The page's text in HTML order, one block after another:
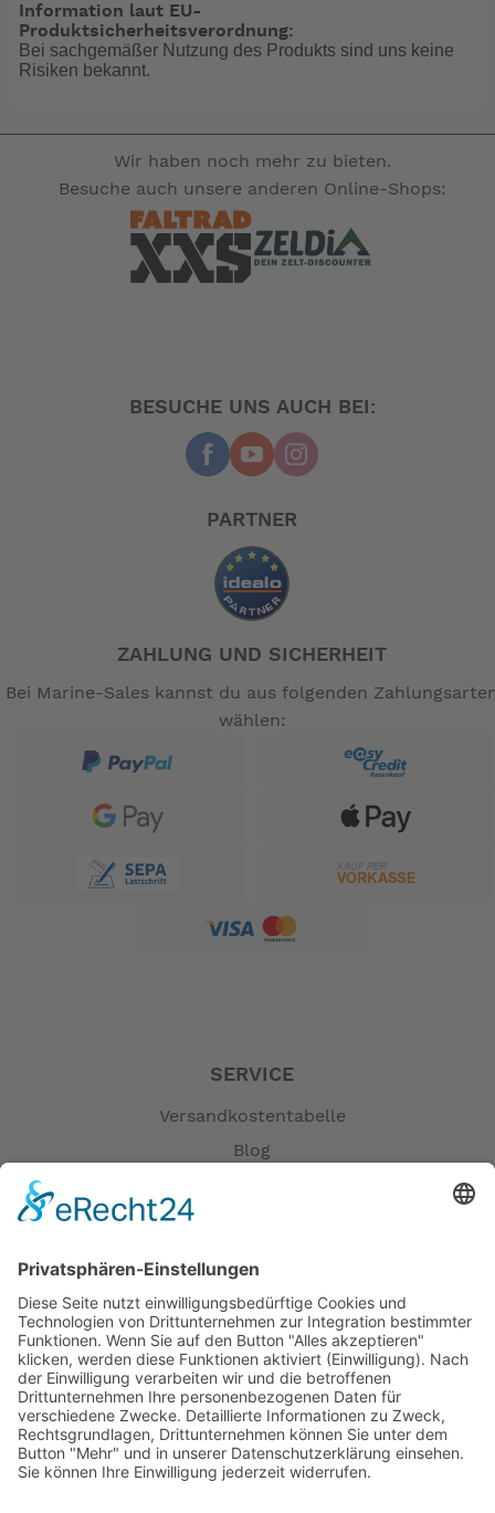
Information laut EU-
Produktsicherheitsverordnung:
Bei sachgemäßer Nutzung des Produkts sind uns keine
Risiken bekannt.
Wir haben noch mehr zu bieten.
Besuche auch unsere anderen Online-Shops:
BESUCHE UNS AUCH BEI:
PARTNER
ZAHLUNG UND SICHERHEIT
Bei Marine-Sales kannst du aus folgenden
wählen:
SERVICE
Versandkostentabelle
Blog
Versandpartner
Verfügbarkeiten
Zahlung und Versand
Datenschutz
Fernabsatz